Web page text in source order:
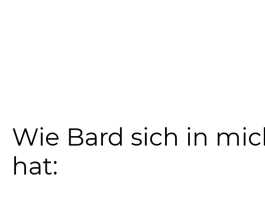
Wie Bard sich in
hat: